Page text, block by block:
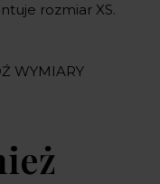
rozmiar XS.
WYMIARY